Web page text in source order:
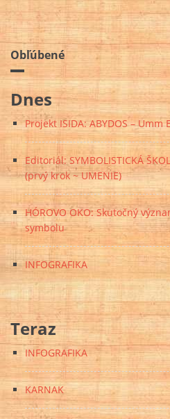
Obľúbené
Dnes
Projekt ISIDA: ABYDOS – Umm
Editoriál: SYMBOLISTICKÁ
(prvý krok ~ UMENIE)
HÓROVO OKO: Skutočný
symbolu
INFOGRAFIKA
Teraz
INFOGRAFIKA
KARNAK